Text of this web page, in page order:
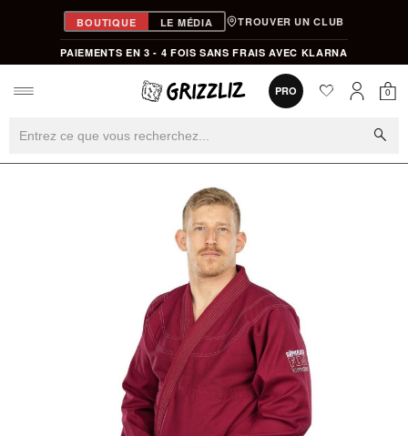
BOUTIQUE LE MÉDIA TROUVER UN CLUB
PAIEMENTS EN 3 - 4 FOIS SANS FRAIS AVEC KLARNA
PRO favorite0
0
search